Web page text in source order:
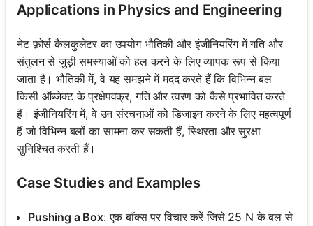
Applications in Physics and Engineering
नेट फ़ोर्स कैलकुलेटर का उपयोग भौतिकी और इंजीनियरिंग में गति और
संतुलन से जुड़ी समस्याओं को हल करने के लिए व्यापक रूप से किया
जाता है। भौतिकी में, वे यह समझने में मदद करते हैं कि विभिन्न बल
किसी ऑब्जेक्ट के प्रक्षेपवक्र, गति और त्वरण को कैसे प्रभावित करते
हैं। इंजीनियरिंग में, वे उन संरचनाओं को डिजाइन करने के लिए महत्वपूर्ण
हैं जो विभिन्न बलों का सामना कर सकती हैं, स्थिरता और सुरक्षा
सुनिश्चित करती हैं।
Case Studies and Examples
Pushing a Box: एक बॉक्स पर विचार करें जिसे 25 N के बल से